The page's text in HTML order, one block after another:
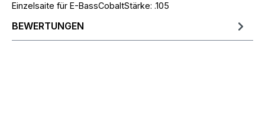
Einzelsaite für E-BassCobaltStärke: .105
BEWERTUNGEN